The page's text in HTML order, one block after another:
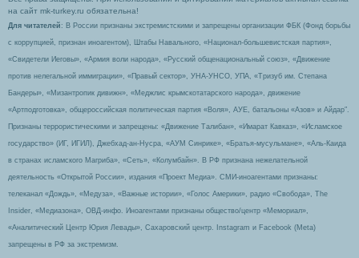
на сайт mk-turkey.ru обязательна!
Для читателей : В России признаны экстремистскими и запрещены организации ФБК (Фонд борьбы
с коррупцией, признан иноагентом), Штабы Навального, «Национал-большевистская партия»,
«Свидетели Иеговы», «Армия воли народа», «Русский общенациональный союз», «Движение
против нелегальной иммиграции», «Правый сектор», УНА-УНСО, УПА, «Тризуб им. Степана
Бандеры», «Мизантропик дивижн», «Меджлис крымскотатарского народа», движение
«Артподготовка», общероссийская политическая партия «Воля», АУЕ, батальоны «Азов» и Айдар″.
Признаны террористическими и запрещены: «Движение Талибан», «Имарат Кавказ», «Исламское
государство» (ИГ, ИГИЛ), Джебхад-ан-Нусра, «АУМ Синрике», «Братья-мусульмане», «Аль-Каида
в странах исламского Магриба», «Сеть», «Колумбайн». В РФ признана нежелательной
деятельность «Открытой России», издания «Проект Медиа». СМИ-иноагентами признаны:
телеканал «Дождь», «Медуза», «Важные истории», «Голос Америки», радио «Свобода», The
Insider, «Медиазона», ОВД-инфо. Иноагентами признаны общество/центр «Мемориал»,
«Аналитический Центр Юрия Левады», Сахаровский центр. Instagram и Facebook (Metа)
запрещены в РФ за экстремизм.